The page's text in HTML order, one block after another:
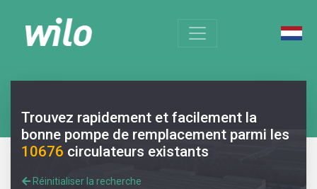
Trouvez rapidement et facilement la
bonne pompe de remplacement parmi les
10676 circulateurs existants
Réinitialiser la recherche